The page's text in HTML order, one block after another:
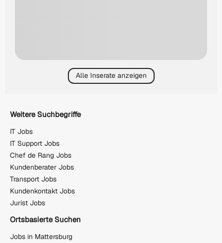
Alle Inserate anzeigen
Weitere Suchbegriffe
IT Jobs
IT Support Jobs
Chef de Rang Jobs
Kundenberater Jobs
Transport Jobs
Kundenkontakt Jobs
Jurist Jobs
Ortsbasierte Suchen
Jobs in Mattersburg